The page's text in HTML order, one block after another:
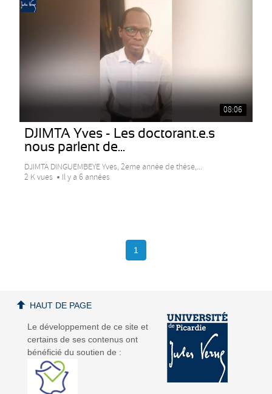
08:06
DJIMTA Yves - Les doctorant.e.s
nous parlent de...
DJIMTA DINGUEMBEYE Yves, 2eme année de thèse,...
2 K vues
Il y a 6 années
1
Le développement de ce site et
certains de ses contenus ont
bénéficié du soutien de :
HAUT DE PAGE